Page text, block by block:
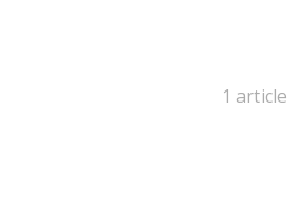
1 article